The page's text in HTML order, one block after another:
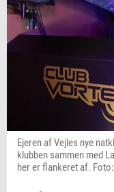
Ejeren af Vejles nye
klubben sammen med
her er flankeret af.